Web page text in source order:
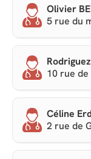
Olivier
5 rue du
10 rue
Céline
2 rue de